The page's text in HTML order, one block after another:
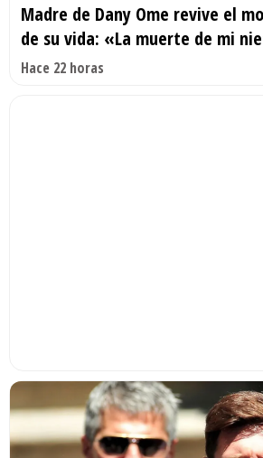
Madre de Dany Ome revive el
de su vida: «La muerte de mi
Hace 22 horas